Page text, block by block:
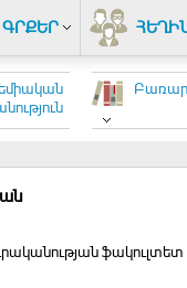
ԳՐՔԵՐ
ֆակուլտետ